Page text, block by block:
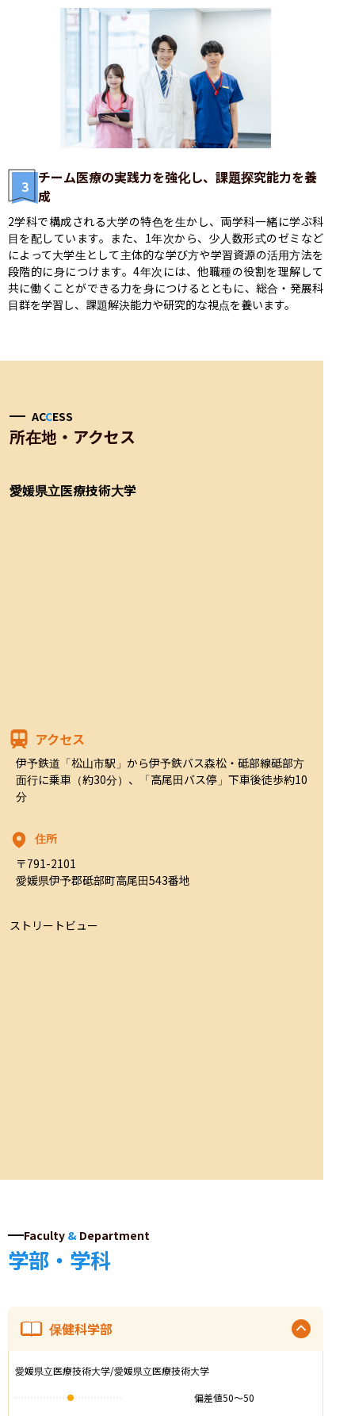
3 チーム医療の実践力を強化し、課題探究能力を養
成
2学科で構成される大学の特色を生かし、両学科一緒に学ぶ科
目を配しています。また、1年次から、少人数形式のゼミなど
によって大学生として主体的な学び方や学習資源の活用方法を
段階的に身につけます。4年次には、他職種の役割を理解して
共に働くことができる力を身につけるとともに、総合・発展科
目群を学習し、課題解決能力や研究的な視点を養います。
ACCESS
所在地・アクセス
愛媛県立医療技術大学
アクセス
伊予鉄道「松山市駅」から伊予鉄バス森松・砥部線砥部方
面行に乗車（約30分）、「高尾田バス停」下車後徒歩約10
分
住所
〒791-2101
愛媛県伊予郡砥部町高尾田543番地
ストリートビュー
Faculty & Department
学部・学科
保健科学部
愛媛県立医療技術大学/愛媛県立医療技術大学
偏差値50〜50